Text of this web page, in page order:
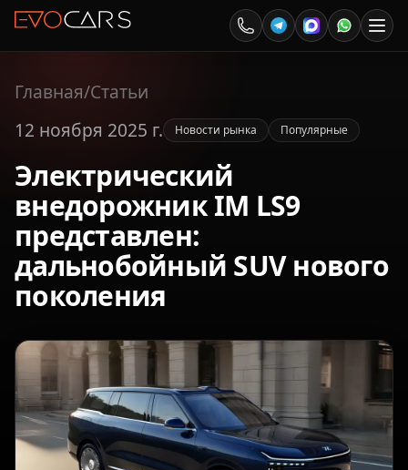
Главная/Статьи
12 ноября 2025 г.
Новости рынка Популярные
Электрический
внедорожник IM LS9
представлен:
дальнобойный SUV нового
поколения